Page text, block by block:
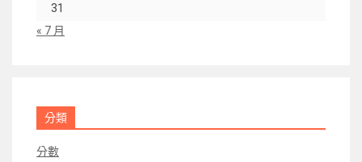
31
« 7 月
分類
分數